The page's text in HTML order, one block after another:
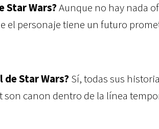
Star Wars?Aunque no hay nada
el personaje tiene un futuro
Star Wars?Sí, todas sus
canon dentro de la línea